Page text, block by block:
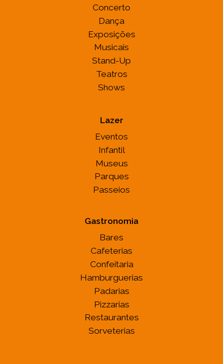
Concerto
Dança
Exposições
Musicais
Stand-Up
Teatros
Shows
Lazer
Eventos
Infantil
Museus
Parques
Passeios
Gastronomia
Bares
Cafeterias
Confeitaria
Hamburguerias
Padarias
Pizzarias
Restaurantes
Sorveterias